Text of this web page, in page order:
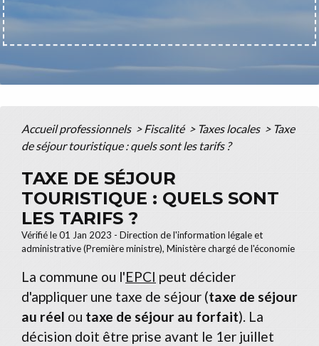
Accueil professionnels > Fiscalité > Taxes locales > Taxe
de séjour touristique : quels sont les tarifs ?
TAXE DE SÉJOUR
TOURISTIQUE : QUELS SONT
LES TARIFS ?
Vérifié le 01 Jan 2023 - Direction de l'information légale et
administrative (Première ministre), Ministère chargé de l'économie
La commune ou l'EPCI peut décider
d'appliquer une taxe de séjour (taxe de séjour
au réel ou taxe de séjour au forfait). La
décision doit être prise avant le 1er juillet